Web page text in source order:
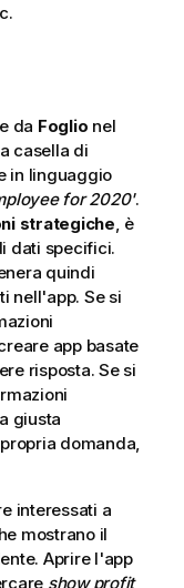
da Foglio nel
casella di
in linguaggio
for 2020'.
strategiche , è
dati specifici.
quindi
nell'app. Se si
app basate
risposta. Se si
giusta
domanda,
interessati a
mostrano il
Aprire l'app
show profit